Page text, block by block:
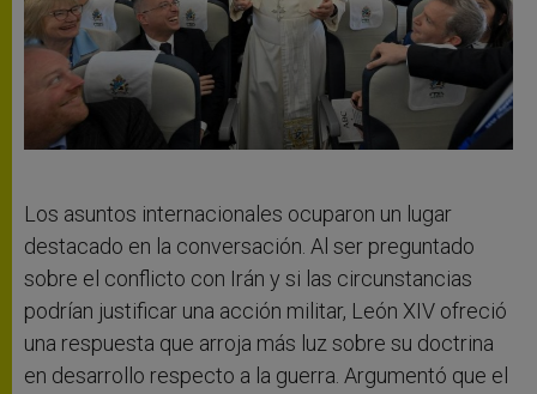
Los asuntos internacionales ocuparon un lugar
destacado en la conversación. Al ser preguntado
sobre el conflicto con Irán y si las circunstancias
podrían justificar una acción militar, León XIV ofreció
una respuesta que arroja más luz sobre su doctrina
en desarrollo respecto a la guerra. Argumentó que el